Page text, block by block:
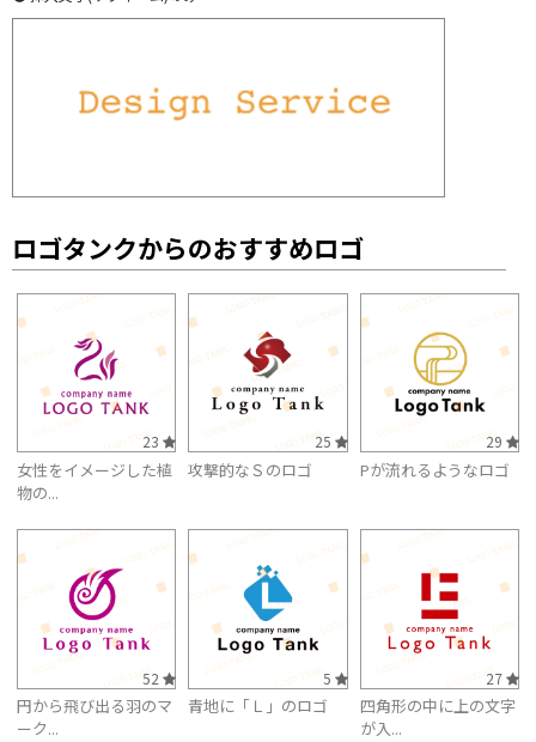
ロゴタンクからのおすすめロゴ
23
女性をイメージした植
物の...
25
攻撃的なＳのロゴ
29
Pが流れるようなロゴ
52
円から飛び出る羽のマ
ーク...
5
青地に「Ｌ」のロゴ
27
四角形の中に上の文字
が入...